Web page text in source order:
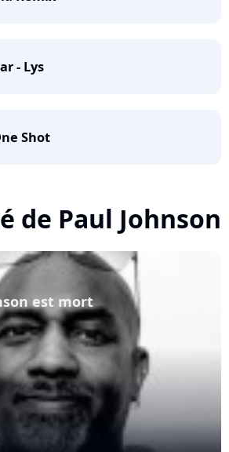
- Lys
Shot
de Paul Johnson
est mort